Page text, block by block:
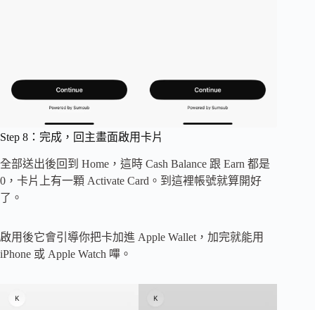
Step 8：完成，回主畫面啟用卡片
全部送出後回到 Home，這時 Cash Balance 跟 Earn 都是
0，卡片上有一顆 Activate Card。到這裡帳號就算開好
了。
啟用後它會引導你把卡加進 Apple Wallet，加完就能用
iPhone 或 Apple Watch 嗶。